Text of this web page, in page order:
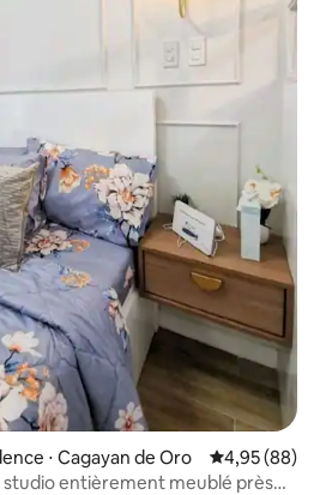
⋅ Cagayan de Oro Évaluation
4,95 (88)
entièrement meublé près